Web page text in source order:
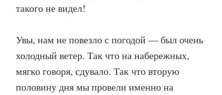
такого не видел!
Увы, нам не повезло с погодой — был очень
холодный ветер. Так что на набережных,
мягко говоря, сдувало. Так что вторую
половину дня мы провели именно на